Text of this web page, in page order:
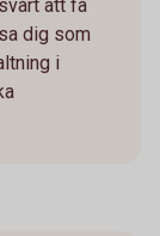
att få
dig som
i